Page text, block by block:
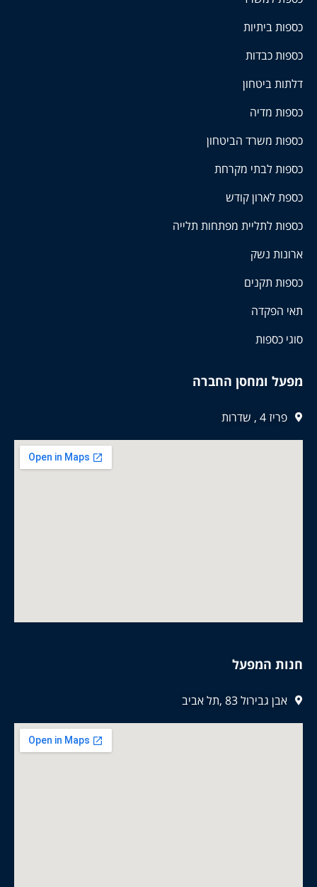
כספות ביתיות
כספות כבדות
דלתות ביטחון
כספות מדיה
כספות משרד הביטחון
כספות לבתי מקרחת
כספת לארון קודש
כספות לתליית מפתחות תלייה
ארונות נשק
כספות תקנים
תאי הפקדה
סוגי כספות
מפעל ומחסן החברה
פריז 4 , שדרות
חנות המפעל
אבן גבירול 83 ,תל אביב